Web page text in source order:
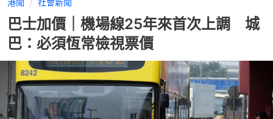
港聞 社會新聞
巴士加價｜機場線25年來首次上調 城
巴：必須恆常檢視票價